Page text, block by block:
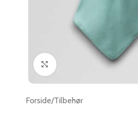
Klik for at forstørre
Forside/Tilbehør